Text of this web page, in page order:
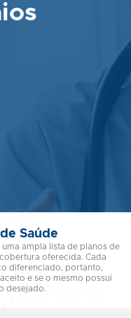
Saúde
ampla lista de planos de
oferecida. Cada
diferenciado, portanto,
e se o mesmo possui
desejado.